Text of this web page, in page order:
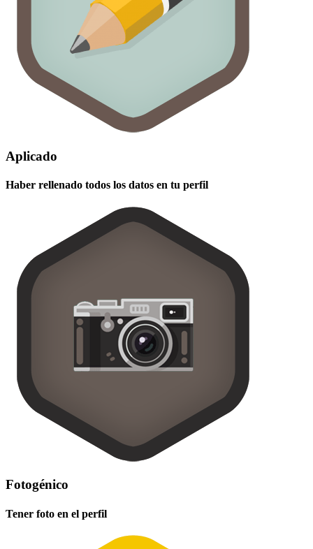
Aplicado
Haber rellenado todos los datos en tu perfil
Fotogénico
Tener foto en el perfil